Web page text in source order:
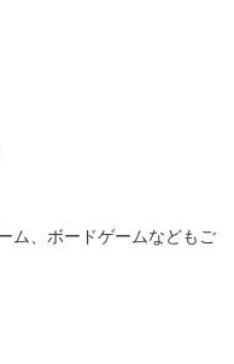
ム、ボードゲームなどもご